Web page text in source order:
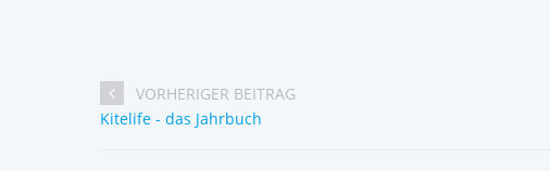
VORHERIGER BEITRAG
Kitelife - das Jahrbuch